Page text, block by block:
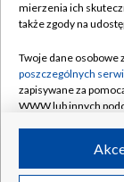
Naziemna
Rada
System NOS
Informacje o
Program dla
©2026
mierzenia ich
także zgody na
Twoje dane osobowe
poszczególnych
zapisywane za
WWW lub innych
ruchu w Internecie.